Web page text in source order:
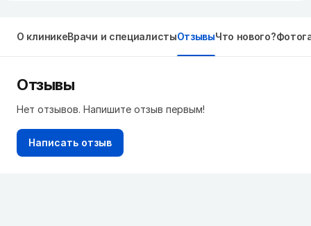
О клиникеВрачи и специалистыОтзывыЧто нового?
Отзывы
Нет отзывов. Напишите отзыв первым!
Написать отзыв